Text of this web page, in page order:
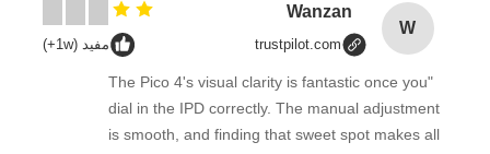
W
Wanzan
trustpilot.com مفيد (1w+)
"The Pico 4's visual clarity is fantastic once you
dial in the IPD correctly. The manual adjustment
is smooth, and finding that sweet spot makes all